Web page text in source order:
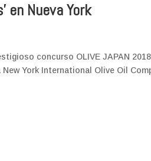
en Nueva York
concurso OLIVE JAPAN
York International Olive Oil